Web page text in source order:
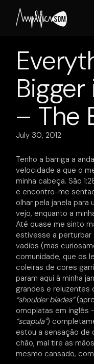
content
Bigger
– The
July 30, 2012
Tenho a barriga a
velocidade a que o
minha cabeça. São
e encontro-me
olhar pela janela
vejo, enquanto a
Até quase me sinto
estivesse a perturbar
vadios (mas
comunidade, que os
coleiras de cores
param aqui à minha
grandes e reluzentes
“shoulder blades”
omoplatas em inglês
“scapula”)
estou a sensação de
chão, mal tire as
mesmo cansado,